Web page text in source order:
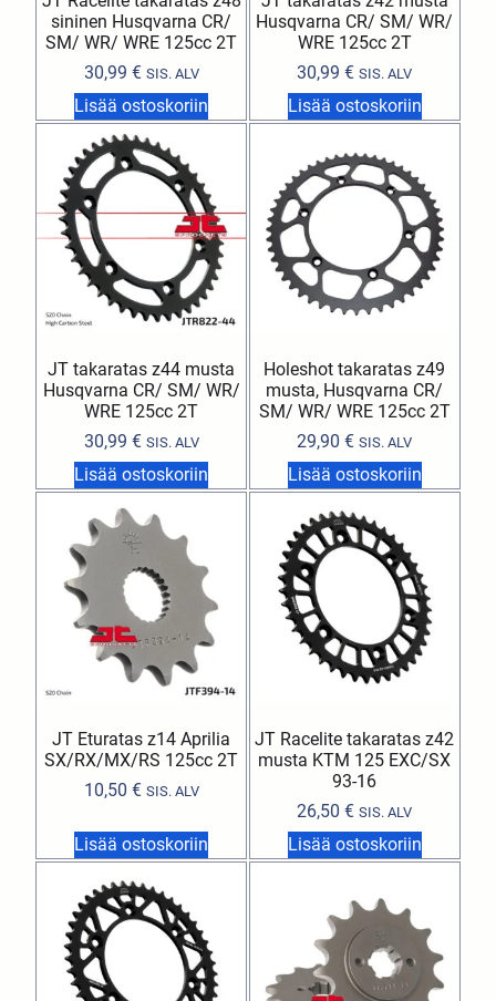
sininen Husqvarna CR/
SM/ WR/ WRE 125cc 2T
30,99 € SIS. ALV
Lisää ostoskoriin
Husqvarna CR/ SM/ WR/
WRE 125cc 2T
30,99€ SIS. ALV
Lisää ostoskoriin
JT takaratas z44 musta
Husqvarna CR/ SM/ WR/
WRE 125cc 2T
30,99 € SIS. ALV
Lisää ostoskoriin
Holeshot takaratas z49
musta, Husqvarna CR/
SM/ WR/ WRE 125cc 2T
29,90€ SIS. ALV
Lisää ostoskoriin
JT Eturatas z14 Aprilia
SX/RX/MX/RS 125cc 2T
10,50 € SIS. ALV
Lisää ostoskoriin
JT Racelite takaratas z42
musta KTM 125 EXC/SX
93-16
26,50€ SIS. ALV
Lisää ostoskoriin